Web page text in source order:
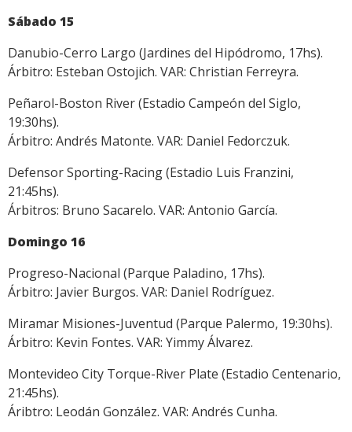
Sábado 15
Danubio-Cerro Largo (Jardines del Hipódromo, 17hs).
Árbitro: Esteban Ostojich. VAR: Christian Ferreyra.
Peñarol-Boston River (Estadio Campeón del Siglo,
19:30hs).
Árbitro: Andrés Matonte. VAR: Daniel Fedorczuk.
Defensor Sporting-Racing (Estadio Luis Franzini,
21:45hs).
Árbitros: Bruno Sacarelo. VAR: Antonio García.
Domingo 16
Progreso-Nacional (Parque Paladino, 17hs).
Árbitro: Javier Burgos. VAR: Daniel Rodríguez.
Miramar Misiones-Juventud (Parque Palermo, 19:30hs).
Árbitro: Kevin Fontes. VAR: Yimmy Álvarez.
Montevideo City Torque-River Plate (Estadio Centenario,
21:45hs).
Áribtro: Leodán González. VAR: Andrés Cunha.